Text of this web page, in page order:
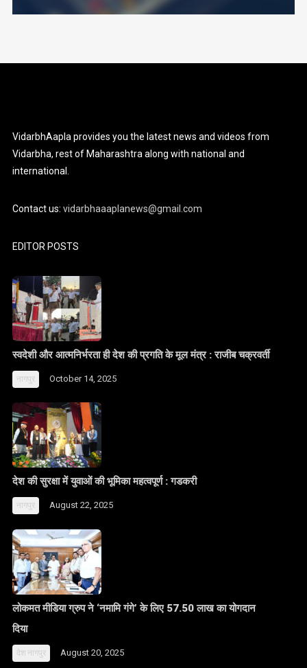
VidarbhAapla provides you the latest news and videos from
Vidarbha, rest of Maharashtra along with national and
international.
Contact us:vidarbhaaaplanews@gmail.com
EDITOR POSTS
स्वदेशी और आत्मनिर्भरता ही देश की प्रगति के मूल मंत्र : राजीब चक्रवर्ती
नागपुर October 14, 2025
देश की सुरक्षा में युवाओं की भूमिका महत्वपूर्ण : गडकरी
नागपुर August 22, 2025
लोकमत मीडिया ग्रुप ने ‘नमामि गंगे’ के लिए 57.50 लाख का योगदान
दिया
देश नागपुर August 20, 2025